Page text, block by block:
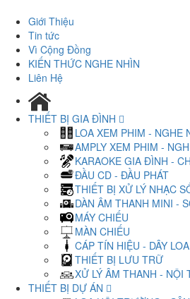
Giới Thiệu
Tin tức
Vì Cộng Đồng
KIẾN THỨC NGHE NHÌN
Liên Hệ
THIẾT BỊ GIA ĐÌNH
LOA XEM PHIM - NGHE
AMPLY XEM PHIM -
KARAOKE GIA ĐÌNH -
ĐẦU CD - ĐẦU PHÁT
THIẾT BỊ XỬ LÝ NHẠC
DÀN ÂM THANH MINI -
MÁY CHIẾU
MÀN CHIẾU
CÁP TÍN HIỆU - DÂY
THIẾT BỊ LƯU TRỮ
XỬ LÝ ÂM THANH - NỘI
THIẾT BỊ DỰ ÁN